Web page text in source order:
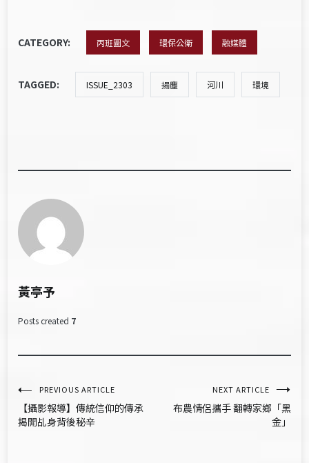
CATEGORY: 丙班圖文 環保公衛 融媒體
TAGGED: ISSUE_2303 揚塵 河川 環境
黃亭予
Posts created 7
文
章
PREVIOUS ARTICLE
【攝影報導】傳統信仰的傳承
揭開乩身背後秘辛
NEXT ARTICLE
布農情侶攜手 翻轉家鄉「黑
金」